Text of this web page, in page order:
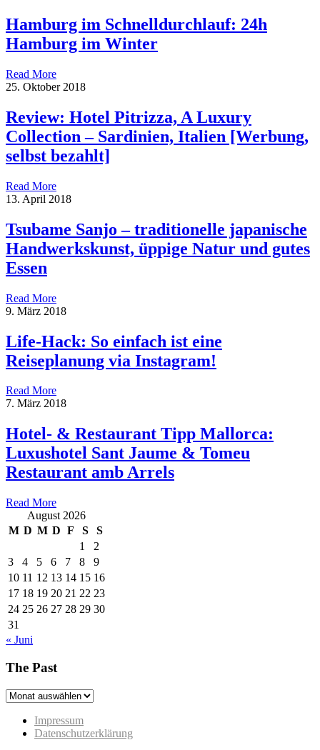
Hamburg im Schnelldurchlauf: 24h
Hamburg im Winter
Read More
25. Oktober 2018
Review: Hotel Pitrizza, A Luxury
Collection – Sardinien, Italien [Werbung,
selbst bezahlt]
Read More
13. April 2018
Tsubame Sanjo – traditionelle japanische
Handwerkskunst, üppige Natur und gutes
Essen
Read More
9. März 2018
Life-Hack: So einfach ist eine
Reiseplanung via Instagram!
Read More
7. März 2018
Hotel- & Restaurant Tipp Mallorca:
Luxushotel Sant Jaume & Tomeu
Restaurant amb Arrels
Read More
August 2026
M D M D F S
S
1
2
3
4 5 6 7 8
9
10 11 12 13 14 15 16
17 18 19 20 21 22 23
24 25 26 27 28 29 30
31
« Juni
The Past
The
Impressum
Datenschutzerklärung